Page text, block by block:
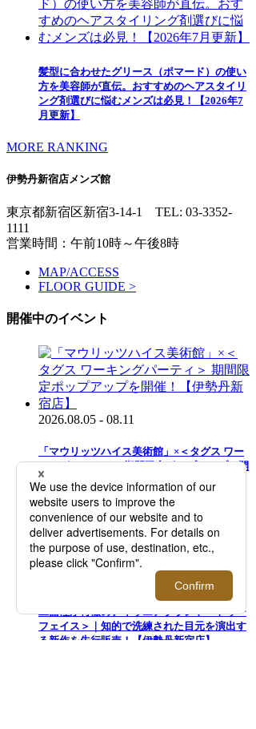
髪型に合わせたグリース（ポマード）の使い
方を美容師が直伝。おすすめのヘアスタイリ
ング剤選びに悩むメンズは必見！【2026年7
月更新】
MORE RANKING
伊勢丹新宿店メンズ館
東京都新宿区新宿3-14-1 TEL: 03-3352-
1111
営業時間：午前10時～午後8時
MAP/ACCESS
FLOOR GUIDE >
開催中のイベント
2026.08.05 - 08.11
「マウリッツハイス美術館」×＜タグス ワー
キングパーティ＞ 期間限定ポップアップを開
催！【伊勢丹新宿店】
二面性が特徴のアイウエアブランド＜トゥー
フェイス＞｜知的で洗練された目元を演出す
る新作を先行販売！【伊勢丹新宿店】